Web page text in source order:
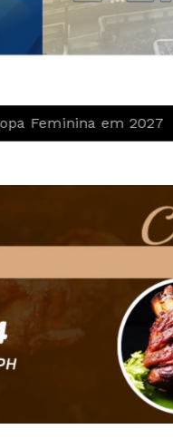
Em nova